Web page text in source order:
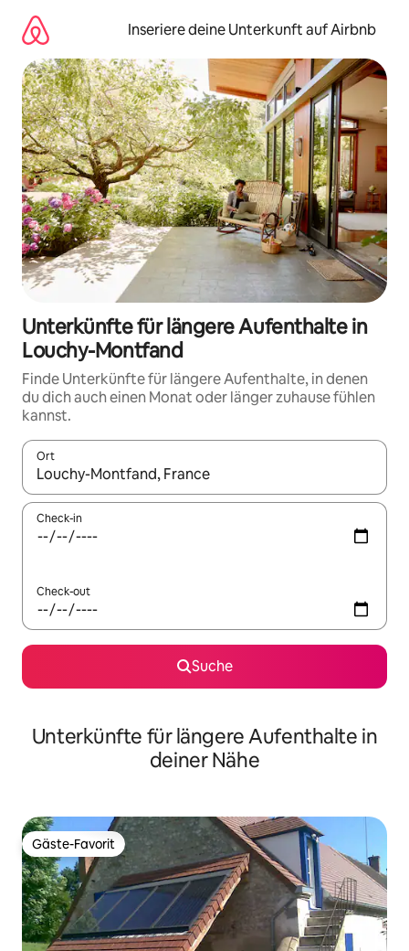
Inhalten
springen
Inseriere deine Unterkunft auf Airbnb
Unterkünfte für längere Aufenthalte in
Louchy-Montfand
Finde Unterkünfte für längere Aufenthalte, in denen
du dich auch einen Monat oder länger zuhause fühlen
kannst.
Ort
Wenn Ergebnisse verfügbar sind, navigiere mit den
Check-in
Check-out
Suche
Unterkünfte für längere Aufenthalte in
deiner Nähe
Gäste-Favorit
Gäste-Favorit